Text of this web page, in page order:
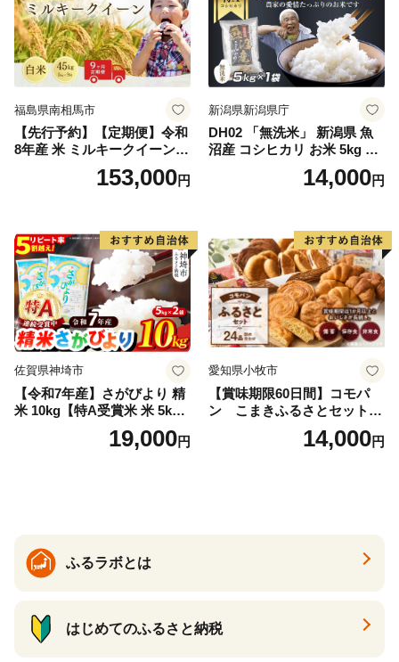
福島県南相馬市
【先行予約】【定期便】令和
8年産 米 ミルキークイーン
白米 45kg (5kg×9回) | ミルキ
ークイーン 米5kg 福島 福島
福島県 南相馬市 cu006-ae
153,000円
新潟県新潟県庁
DH02 「無洗米」 新潟県 魚
沼産 コシヒカリ お米 5kg こ
しひかり 精米 米（お米の美
味しい炊き方ガイド付き）
14,000円
佐賀県神埼市
【令和7年産】さがびより 精
米 10kg【特A受賞米 米 5kg×
2袋 お米 コメ こめ 国産 美味
しい ブランド米 人気 ランキ
19,000円
愛知県小牧市
【賞味期限60日間】コモパ
ン こまきふるさとセット
（24個入り）／災害用備蓄
保存食 非常食 防災グッズに
14,000円
ふるラボとは
はじめてのふるさと納税